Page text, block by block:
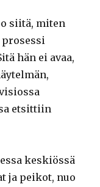
siitä, miten
hän ei avaa,
etsittiin
keskiössä
ja peikot, nuo